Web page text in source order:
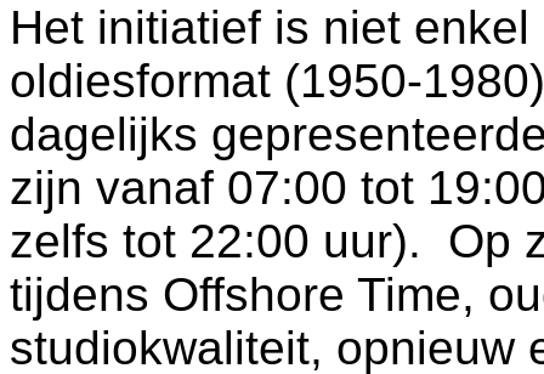
Het initiatief is niet
oldiesformat (1950-
dagelijks
zijn vanaf 07:00 tot
zelfs tot 22:00 uur). Op
tijdens Offshore Time,
studiokwaliteit, opnieuw